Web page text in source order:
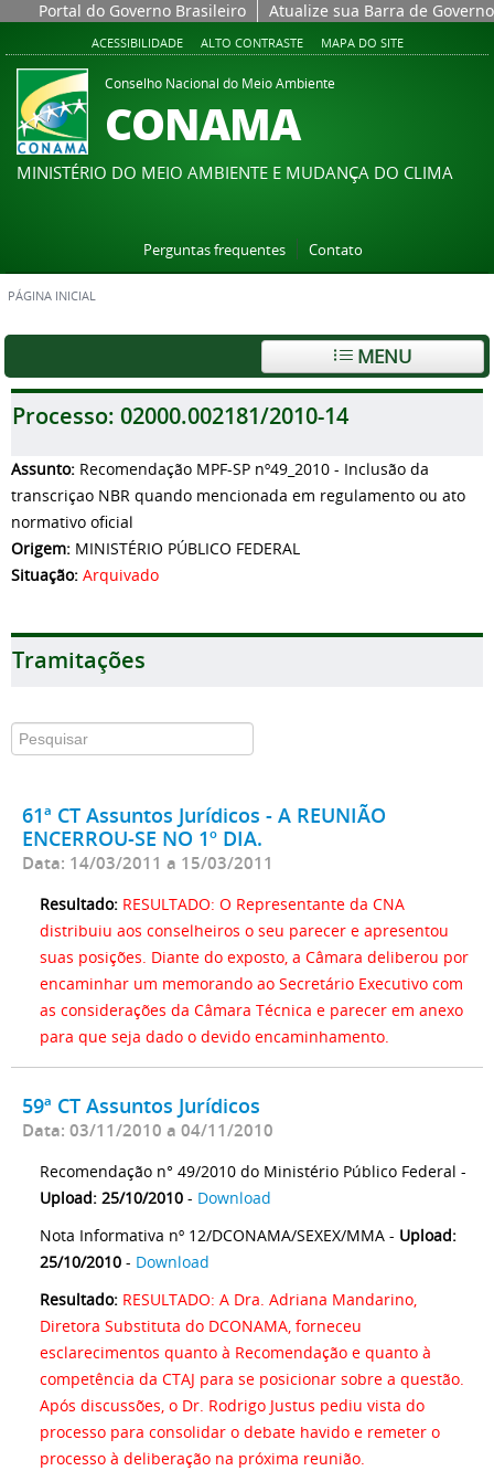
Portal do Governo Brasileiro Atualize sua Barra de Governo
ACESSIBILIDADE ALTO CONTRASTE MAPA DO SITE
Conselho Nacional do Meio Ambiente
CONAMA
MINISTÉRIO DO MEIO AMBIENTE E MUDANÇA DO CLIMA
Perguntas frequentes Contato
PÁGINA INICIAL
MENU
Processo: 02000.002181/2010-14
Assunto: Recomendação MPF-SP nº49_2010 - Inclusão da
transcriçao NBR quando mencionada em regulamento ou ato
normativo oficial
Origem: MINISTÉRIO PÚBLICO FEDERAL
Situação: Arquivado
Tramitações
61ª CT Assuntos Jurídicos - A REUNIÃO
ENCERROU-SE NO 1º DIA.
Data: 14/03/2011 a 15/03/2011
Resultado: RESULTADO: O Representante da CNA
distribuiu aos conselheiros o seu parecer e apresentou
suas posições. Diante do exposto, a Câmara deliberou por
encaminhar um memorando ao Secretário Executivo com
as considerações da Câmara Técnica e parecer em anexo
para que seja dado o devido encaminhamento.
59ª CT Assuntos Jurídicos
Data: 03/11/2010 a 04/11/2010
Recomendação n° 49/2010 do Ministério Público Federal -
Upload: 25/10/2010 - Download
Nota Informativa nº 12/DCONAMA/SEXEX/MMA - Upload:
25/10/2010 - Download
Resultado: RESULTADO: A Dra. Adriana Mandarino,
Diretora Substituta do DCONAMA, forneceu
esclarecimentos quanto à Recomendação e quanto à
competência da CTAJ para se posicionar sobre a questão.
Após discussões, o Dr. Rodrigo Justus pediu vista do
processo para consolidar o debate havido e remeter o
processo à deliberação na próxima reunião.